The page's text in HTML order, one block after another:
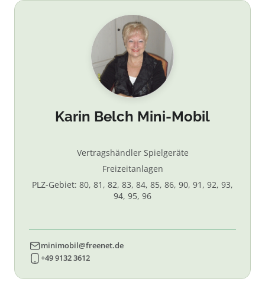
Karin Belch Mini-Mobil
Vertragshändler Spielgeräte
Freizeitanlagen
PLZ-Gebiet: 80, 81, 82, 83, 84, 85, 86, 90, 91, 92, 93,
94, 95, 96
minimobil@freenet.de
+49 9132 3612